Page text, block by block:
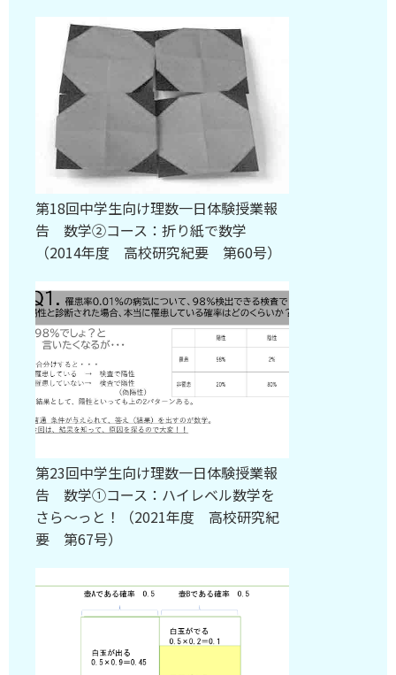
第18回中学生向け理数一日体験授業報
告 数学②コース：折り紙で数学
（2014年度 高校研究紀要 第60号）
第23回中学生向け理数一日体験授業報
告 数学①コース：ハイレベル数学を
さら～っと！（2021年度 高校研究紀
要 第67号）